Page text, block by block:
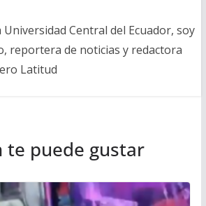
Central del Ecuador, soy
reportera de noticias y redactora
Latitud
te puede gustar